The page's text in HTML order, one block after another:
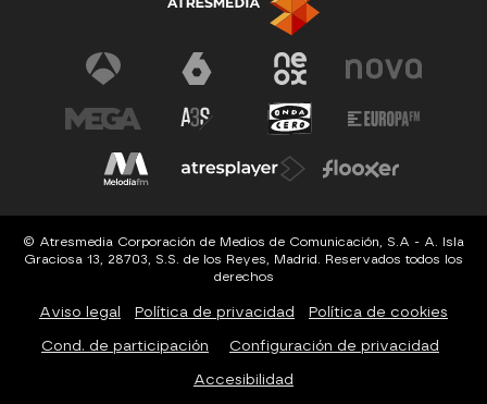
© Atresmedia Corporación de Medios de Comunicación, S.A - A. Isla
Graciosa 13, 28703, S.S. de los Reyes, Madrid. Reservados todos los
derechos
Aviso legal Política de privacidad Política de cookies
Cond. de participación Configuración de privacidad
Accesibilidad